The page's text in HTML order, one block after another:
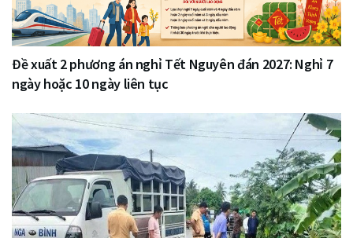
Đề xuất 2 phương án nghỉ Tết Nguyên đán 2027: Nghỉ 7
ngày hoặc 10 ngày liên tục